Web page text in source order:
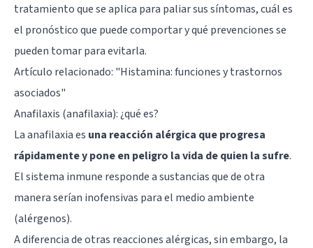
tratamiento que se aplica para paliar sus síntomas, cuál es
el pronóstico que puede comportar y qué prevenciones se
pueden tomar para evitarla.
Artículo relacionado: "Histamina: funciones y trastornos
asociados"
Anafilaxis (anafilaxia): ¿qué es?
La anafilaxia es una reacción alérgica que progresa
rápidamente y pone en peligro la vida de quien la sufre.
El sistema inmune responde a sustancias que de otra
manera serían inofensivas para el medio ambiente
(alérgenos).
A diferencia de otras reacciones alérgicas, sin embargo, la